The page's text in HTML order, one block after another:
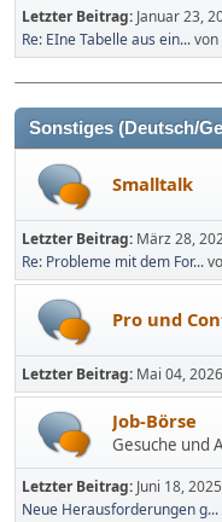
Letzter Beitrag: Januar 23,
Re: EIne Tabelle aus ein...von
Sonstiges (Deutsch/
Smalltalk
Letzter Beitrag: März 28,
Re: Probleme mit dem For...
Pro und
Letzter Beitrag: Mai 04,
Job-Börse
Gesuche und
Letzter Beitrag: Juni 18,
Neue Herausforderungen g...